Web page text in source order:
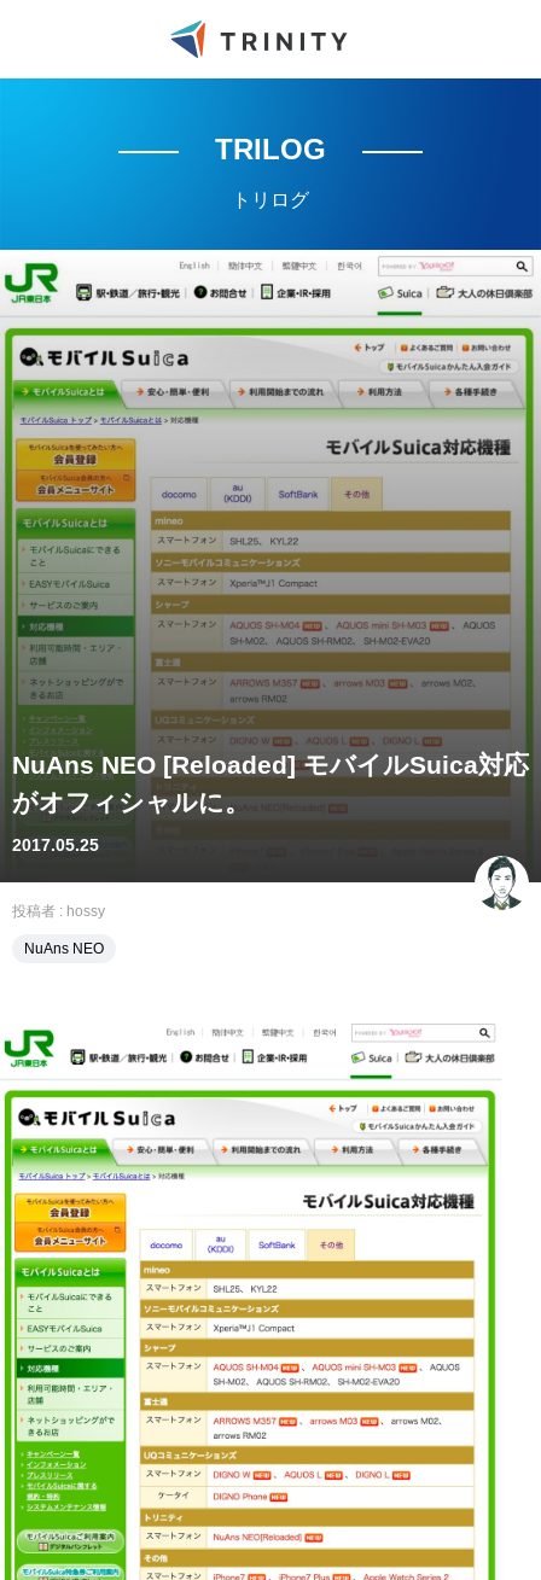
TRILOG
トリログ
NuAns NEO [Reloaded] モバイルSuica対応
がオフィシャルに。
2017.05.25
投稿者 : hossy
NuAns NEO